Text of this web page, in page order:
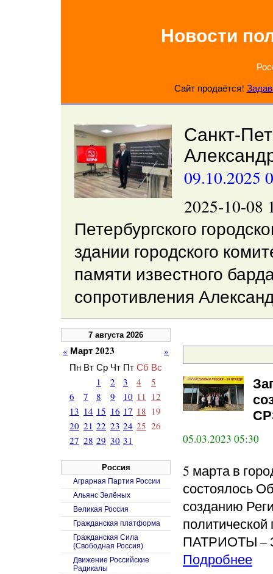
Новости
Сайт продаётся!
Санкт-
09.10.2025
2025-10-
Петербургского
здании городского
памяти известного
сопротивления
05.03.2023 05:30
5 марта в
состоялось
созданию
ПАТРИОТЫ –
Подробнее
7 августа 2026
« Март 2023
»
Пн Вт Ср Чт Пт Сб Вс
1
2 3 4
5
6
7 8 9 10 11 12
13 14 15 16 17 18 19
20 21 22 23 24 25 26
27 28 29 30 31
Россия
Аграрная Партия России
Альянс Зелёных
Великая Россия
Гражданская платформа
Гражданская Сила
(Свободная Россия)
Движение Российские
Радикалы